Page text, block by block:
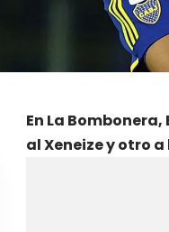
En La
al Xeneize y otro a